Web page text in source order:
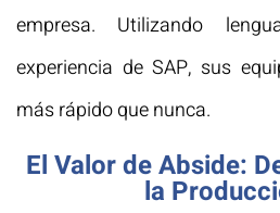
empresa. Utilizando
experiencia de SAP, sus
más rápido que nunca.
El Valor de Abside:
la